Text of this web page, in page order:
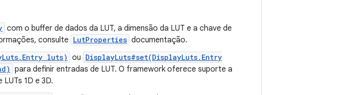
com o buffer de dados da LUT, a dimensão da LUT e a chave de
consulte LutProperties documentação.
luts) ou DisplayLuts#set(DisplayLuts.Entry
para definir entradas de LUT. O framework oferece suporte a
LUTs 1D e 3D.